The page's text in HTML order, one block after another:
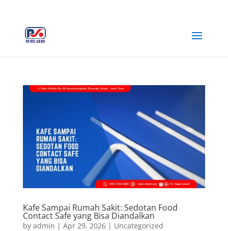
Kafe Sampai Rumah Sakit: Sedotan Food
Contact Safe yang Bisa Diandalkan
by admin | Apr 29, 2026| Uncategorized